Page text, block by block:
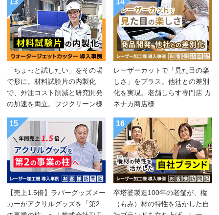
「ちょっと試したい」をその場
で形に。材料試験片の内製化
で、外注コスト削減と研究開発
の加速を両立。フジクリーン様
レーザーカットで「見た目の楽
しさ」をプラス。他社との差別
化を実現。老舗しらす専門店 カ
ネナカ商店様
15
【売上1.5倍】ラバーグッズメー
カーがアクリルグッズを「第2
16
卒塔婆製造100年の老舗が、樅
（もみ）材の特性を活かした自